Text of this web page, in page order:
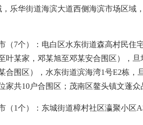
乐华街道海滨大道西侧海滨市场区域
（7个）：电白区水东街道森高村民住
叶某家，邓某旭至邓某安合围区），
合围区），水东街道滨海湾1号E2栋
家共10户合围区；茂南区鳌头镇文蓬
（1个）：东城街道樟村社区瀛聚小区